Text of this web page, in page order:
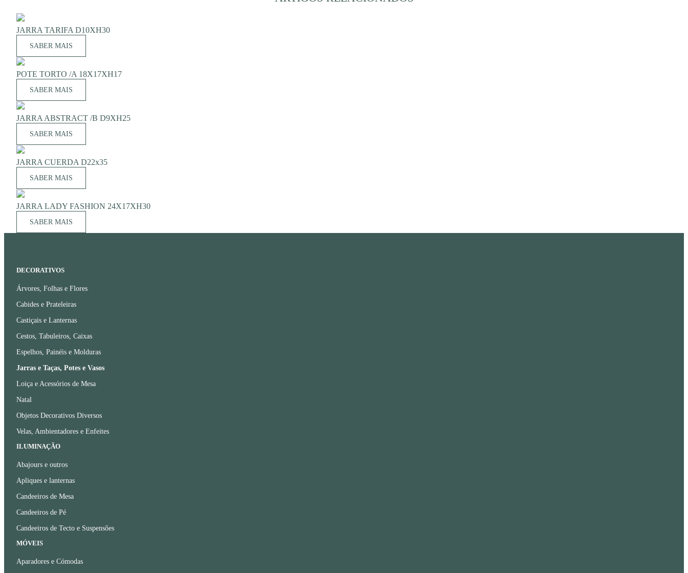
JARRA TARIFA D10XH30
SABER MAIS
POTE TORTO /A 18X17XH17
SABER MAIS
JARRA ABSTRACT /B D9XH25
SABER MAIS
JARRA CUERDA D22x35
SABER MAIS
JARRA LADY FASHION 24X17XH30
SABER MAIS
DECORATIVOS
Árvores, Folhas e Flores
Cabides e Prateleiras
Castiçais e Lanternas
Cestos, Tabuleiros, Caixas
Espelhos, Painéis e Molduras
Jarras e Taças, Potes e Vasos
Loiça e Acessórios de Mesa
Natal
Objetos Decorativos Diversos
Velas, Ambientadores e Enfeites
ILUMINAÇÃO
Abajours e outros
Apliques e lanternas
Candeeiros de Mesa
Candeeiros de Pé
Candeeiros de Tecto e Suspensões
MÓVEIS
Aparadores e Cómodas